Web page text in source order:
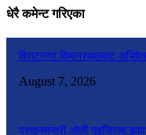
धेरै कमेन्ट गरिएका
विराटनगर विमानस्थलबाट
August 7, 2026
प्रधानमन्त्री ओली गृहजिल्ला